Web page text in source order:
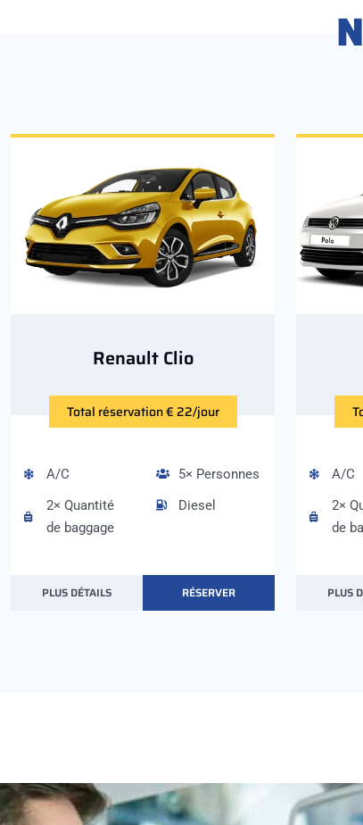
Renault Clio
Total réservation € 22/jour
A/C
2× Quantité
de baggage
5× Personnes
Diesel
PLUS DÉTAILS RÉSERVER
A/C
2×
de
PLUS